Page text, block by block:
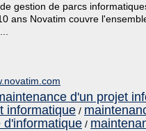
gestion de parcs
ans Novatim couvre
d'un projet
informatique /
d'informatique /